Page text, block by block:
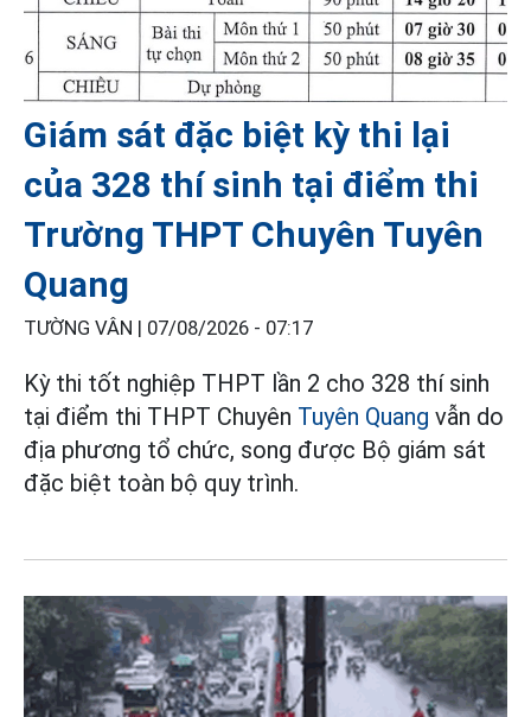
Giám sát đặc biệt kỳ thi lại
của 328 thí sinh tại điểm thi
Trường THPT Chuyên Tuyên
Quang
TƯỜNG VÂN | 07/08/2026 - 07:17
Kỳ thi tốt nghiệp THPT lần 2 cho 328 thí sinh
tại điểm thi THPT Chuyên Tuyên Quang vẫn do
địa phương tổ chức, song được Bộ giám sát
đặc biệt toàn bộ quy trình.